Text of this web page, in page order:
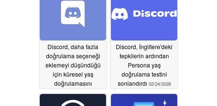
Discord, daha fazla
doğrulama seçeneği
eklemeyi düşündüğü
için küresel yaş
doğrulamasını
2026'nın ikinci yarısına
erteledi02/24/2026
Discord, İngiltere'deki
tepkilerin ardından
Persona yaş
doğrulama testini
sonlandırdı 02/24/2026